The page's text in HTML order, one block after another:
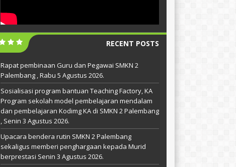
RECENT POSTS
Rapat pembinaan Guru dan Pegawai SMKN 2
Palembang , Rabu 5 Agustus 2026.
Sosialisasi program bantuan Teaching Factory, KA
Program sekolah model pembelajaran mendalam
dan pembelajaran Kodimg KA di SMKN 2 Palembang
, Senin 3 Agustus 2026.
Upacara bendera rutin SMKN 2 Palembang
sekaligus memberi penghargaan kepada Murid
berprestasi Senin 3 Agustus 2026.